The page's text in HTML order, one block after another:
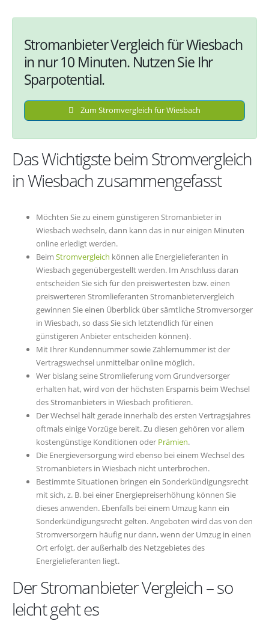
Stromanbieter Vergleich für Wiesbach
in nur 10 Minuten. Nutzen Sie Ihr
Sparpotential.
Zum Stromvergleich für Wiesbach
Das Wichtigste beim Stromvergleich
in Wiesbach zusammengefasst
Möchten Sie zu einem günstigeren Stromanbieter in
Wiesbach wechseln, dann kann das in nur einigen Minuten
online erledigt werden.
Beim Stromvergleich können alle Energielieferanten in
Wiesbach gegenübergestellt werden. Im Anschluss daran
entscheiden Sie sich für den preiswertesten bzw. einen
preiswerteren Stromlieferanten Stromanbietervergleich
gewinnen Sie einen Überblick über sämtliche Stromversorger
in Wiesbach, so dass Sie sich letztendlich für einen
günstigeren Anbieter entscheiden können}.
Mit Ihrer Kundennummer sowie Zählernummer ist der
Vertragswechsel unmittelbar online möglich.
Wer bislang seine Stromlieferung vom Grundversorger
erhalten hat, wird von der höchsten Ersparnis beim Wechsel
des Stromanbieters in Wiesbach profitieren.
Der Wechsel hält gerade innerhalb des ersten Vertragsjahres
oftmals einige Vorzüge bereit. Zu diesen gehören vor allem
kostengünstige Konditionen oder Prämien.
Die Energieversorgung wird ebenso bei einem Wechsel des
Stromanbieters in Wiesbach nicht unterbrochen.
Bestimmte Situationen bringen ein Sonderkündigungsrecht
mit sich, z. B. bei einer Energiepreiserhöhung können Sie
dieses anwenden. Ebenfalls bei einem Umzug kann ein
Sonderkündigungsrecht gelten. Angeboten wird das von den
Stromversorgern häufig nur dann, wenn der Umzug in einen
Ort erfolgt, der außerhalb des Netzgebietes des
Energielieferanten liegt.
Der Stromanbieter Vergleich – so
leicht geht es